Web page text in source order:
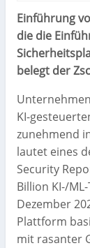
Einführung
die die
belegt der
KI-
zunehmend
lautet eines
Security
Billion KI-/
Dezember
Plattform
mit rasanter